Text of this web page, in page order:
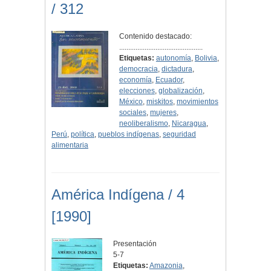
/ 312
Contenido destacado:
..............................................
Etiquetas: autonomía, Bolivia,
democracia, dictadura,
economía, Ecuador,
elecciones, globalización,
México, miskitos, movimientos
sociales, mujeres,
neoliberalismo, Nicaragua,
Perú, política, pueblos indígenas, seguridad
alimentaria
América Indígena / 4
[1990]
Presentación
5-7
Etiquetas: Amazonia,